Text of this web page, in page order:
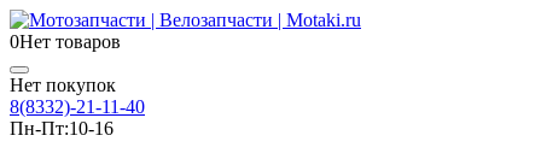
0Нет товаров
Нет покупок
8(8332)-21-11-40
Пн-Пт:10-16